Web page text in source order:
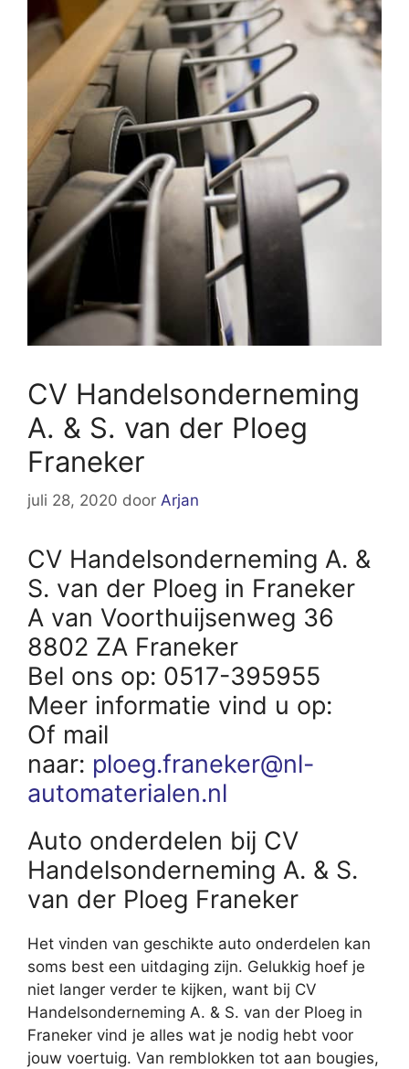
CV Handelsonderneming
A. & S. van der Ploeg
Franeker
juli 28, 2020 door Arjan
CV Handelsonderneming A. &
S. van der Ploeg in Franeker
A van Voorthuijsenweg 36
8802 ZA Franeker
Bel ons op: 0517-395955
Meer informatie vind u op:
Of mail
naar: ploeg.franeker@nl-
automaterialen.nl
Auto onderdelen bij CV
Handelsonderneming A. & S.
van der Ploeg Franeker
Het vinden van geschikte auto onderdelen kan
soms best een uitdaging zijn. Gelukkig hoef je
niet langer verder te kijken, want bij CV
Handelsonderneming A. & S. van der Ploeg in
Franeker vind je alles wat je nodig hebt voor
jouw voertuig. Van remblokken tot aan bougies,